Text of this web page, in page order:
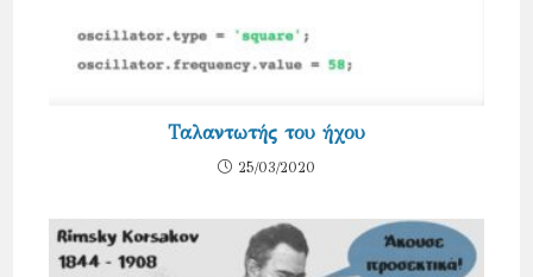
Ταλαντωτής του ήχου
25/03/2020